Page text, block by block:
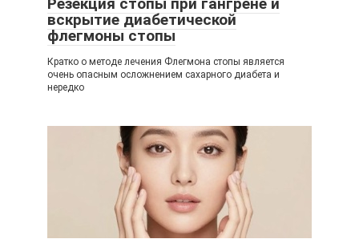
вскрытие диабетической
флегмоны стопы
Кратко о методе лечения Флегмона стопы является
очень опасным осложнением сахарного диабета и
нередко